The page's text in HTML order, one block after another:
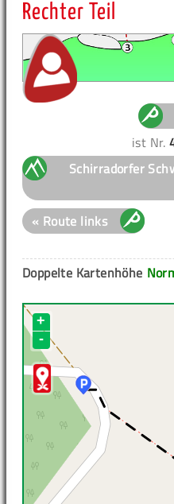
Rechter Teil
ist Nr.
Schirradorfer
« Route links
Doppelte Kartenhöhe
+
-